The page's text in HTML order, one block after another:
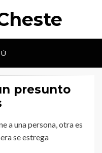
presunto
a una persona, otra es
se estrega